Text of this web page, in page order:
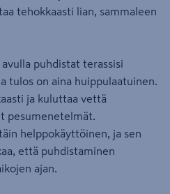
tehokkaasti lian, sammaleen
puhdistat terassisi
tulos on aina huippulaatuinen.
ja kuluttaa vettä
pesumenetelmät.
helppokäyttöinen, ja sen
että puhdistaminen
ajan.